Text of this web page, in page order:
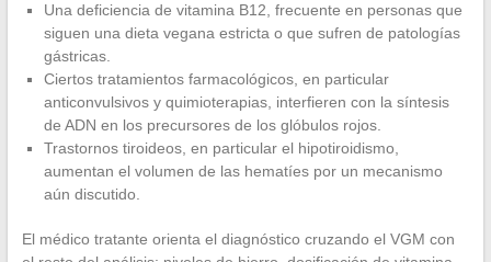
Una deficiencia de vitamina B12, frecuente en personas que
siguen una dieta vegana estricta o que sufren de patologías
gástricas.
Ciertos tratamientos farmacológicos, en particular
anticonvulsivos y quimioterapias, interfieren con la síntesis
de ADN en los precursores de los glóbulos rojos.
Trastornos tiroideos, en particular el hipotiroidismo,
aumentan el volumen de las hematíes por un mecanismo
aún discutido.
El médico tratante orienta el diagnóstico cruzando el VGM con